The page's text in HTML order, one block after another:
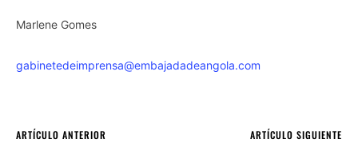
Marlene Gomes
gabinetedeimprensa@embajadadeangola.com
ARTÍCULO ANTERIOR ARTÍCULO SIGUIENTE